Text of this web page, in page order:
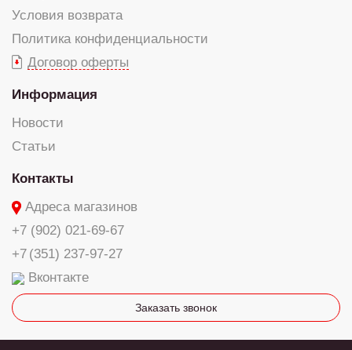
Условия возврата
Политика конфиденциальности
Договор оферты
Информация
Новости
Статьи
Контакты
Адреса магазинов
+7 (902) 021-69-67
+7 (351) 237-97-27
Вконтакте
Заказать звонок